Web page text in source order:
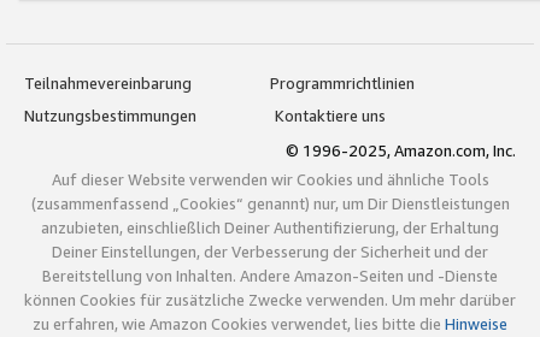
Teilnahmevereinbarung
Programmrichtlinien
Nutzungsbestimmungen
Kontaktiere uns
© 1996-2025, Amazon.com, Inc.
Auf dieser Website verwenden wir Cookies und ähnliche Tools
(zusammenfassend „Cookies“ genannt) nur, um Dir Dienstleistungen
anzubieten, einschließlich Deiner Authentifizierung, der Erhaltung
Deiner Einstellungen, der Verbesserung der Sicherheit und der
Bereitstellung von Inhalten. Andere Amazon-Seiten und -Dienste
können Cookies für zusätzliche Zwecke verwenden. Um mehr darüber
zu erfahren, wie Amazon Cookies verwendet, lies bitte die Hinweise